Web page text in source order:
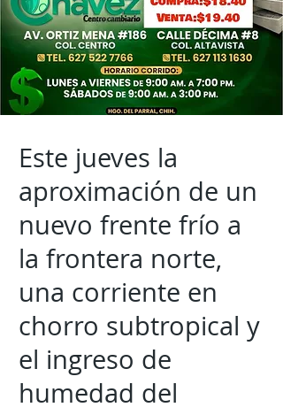
Este jueves la
aproximación de un
nuevo frente frío a
la frontera norte,
una corriente en
chorro subtropical y
el ingreso de
humedad del